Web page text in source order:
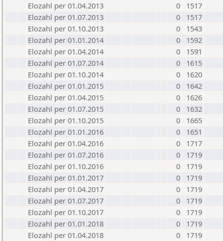
Elozahl per 01.04.2013
0
1517
Elozahl per 01.07.2013
0
1517
Elozahl per 01.10.2013
0
1543
Elozahl per 01.01.2014
0
1592
Elozahl per 01.04.2014
0
1591
Elozahl per 01.07.2014
0
1615
Elozahl per 01.10.2014
0
1620
Elozahl per 01.01.2015
0
1642
Elozahl per 01.04.2015
0
1626
Elozahl per 01.07.2015
0
1632
Elozahl per 01.10.2015
0
1665
Elozahl per 01.01.2016
0
1651
Elozahl per 01.04.2016
0
1717
Elozahl per 01.07.2016
0
1719
Elozahl per 01.10.2016
0
1719
Elozahl per 01.01.2017
0
1719
Elozahl per 01.04.2017
0
1719
Elozahl per 01.07.2017
0
1719
Elozahl per 01.10.2017
0
1719
Elozahl per 01.01.2018
0
1719
Elozahl per 01.04.2018
0
1719